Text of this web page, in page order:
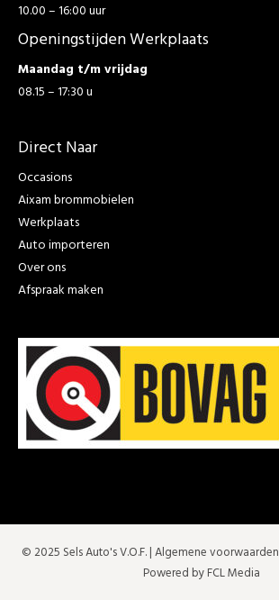
10.00 – 16:00 uur
Openingstijden Werkplaats
Maandag t/m vrijdag
08.15 – 17:30 u
Direct Naar
Occasions
Aixam brommobielen
Werkplaats
Auto importeren
Over ons
Afspraak maken
© 2025 Sels Auto's V.O.F. |Algemene voorwaarden
Powered by FCL Media